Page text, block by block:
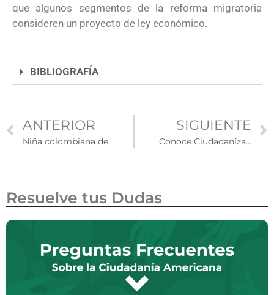
que algunos segmentos de la reforma migratoria
consideren un proyecto de ley económico.
BIBLIOGRAFÍA
ANTERIOR
Niña colombiana de 10 años obtiene beca universitaria en Estados Unidos
SIGUIENTE
Conoce Ciudadanízate, el portal de apoyo para migrantes
Resuelve tus Dudas